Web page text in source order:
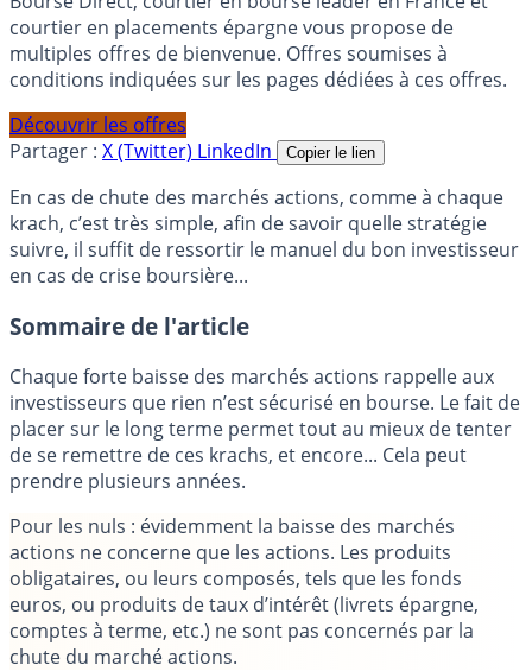
courtier en placements épargne vous propose de
multiples offres de bienvenue. Offres soumises à
conditions indiquées sur les pages dédiées à ces offres.
Découvrir les offres
Partager : X (Twitter) LinkedIn Copier le lien
En cas de chute des marchés actions, comme à chaque
krach, c’est très simple, afin de savoir quelle stratégie
suivre, il suffit de ressortir le manuel du bon investisseur
en cas de crise boursière...
Sommaire de l'article
Chaque forte baisse des marchés actions rappelle aux
investisseurs que rien n’est sécurisé en bourse. Le fait de
placer sur le long terme permet tout au mieux de tenter
de se remettre de ces krachs, et encore... Cela peut
prendre plusieurs années.
Pour les nuls : évidemment la baisse des marchés
actions ne concerne que les actions. Les produits
obligataires, ou leurs composés, tels que les fonds
euros, ou produits de taux d’intérêt (livrets épargne,
comptes à terme, etc.) ne sont pas concernés par la
chute du marché actions.